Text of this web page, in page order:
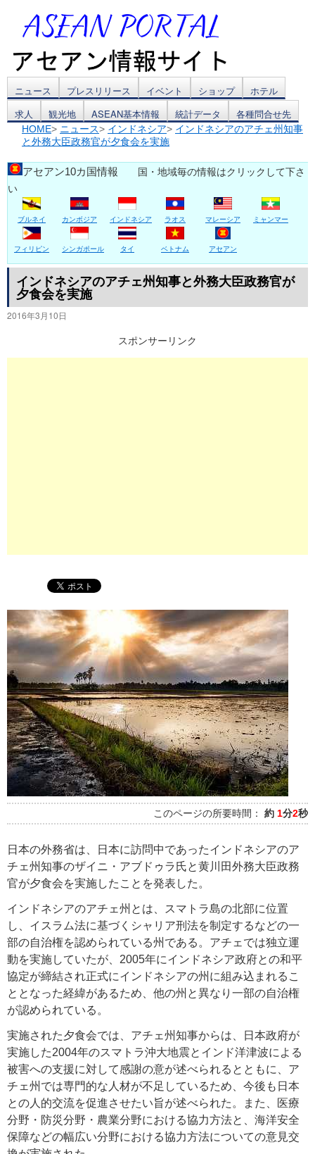
コ
ン
ン
ツ
へ
ス
ッ
ニュース プレスリリース イベント ショップ
ホテル
求人
観光地 ASEAN基本情報 統計データ 各種問合せ先
HOME> ニュース> インドネシア> インドネシアのアチェ州知事
と外務大臣政務官が夕食会を実施
アセアン10カ国情報 国・地域毎の情報はクリックして下さ
い
ブルネイ カンボジア インドネシア ラオス マレーシア ミャンマー
フィリピン シンガポール タイ ベトナム アセアン
インドネシアのアチェ州知事と外務大臣政務官が
夕食会を実施
2016年3月10日
スポンサーリンク
このページの所要時間： 約 1分2秒
日本の外務省は、日本に訪問中であったインドネシアのア
チェ州知事のザイニ・アブドゥラ氏と黄川田外務大臣政務
官が夕食会を実施したことを発表した。
インドネシアのアチェ州とは、スマトラ島の北部に位置
し、イスラム法に基づくシャリア刑法を制定するなどの一
部の自治権を認められている州である。アチェでは独立運
動を実施していたが、2005年にインドネシア政府との和平
協定が締結され正式にインドネシアの州に組み込まれるこ
ととなった経緯があるため、他の州と異なり一部の自治権
が認められている。
実施された夕食会では、アチェ州知事からは、日本政府が
実施した2004年のスマトラ沖大地震とインド洋津波による
被害への支援に対して感謝の意が述べられるとともに、ア
チェ州では専門的な人材が不足しているため、今後も日本
との人的交流を促進させたい旨が述べられた。また、医療
分野・防災分野・農業分野における協力方法と、海洋安全
保障などの幅広い分野における協力方法についての意見交